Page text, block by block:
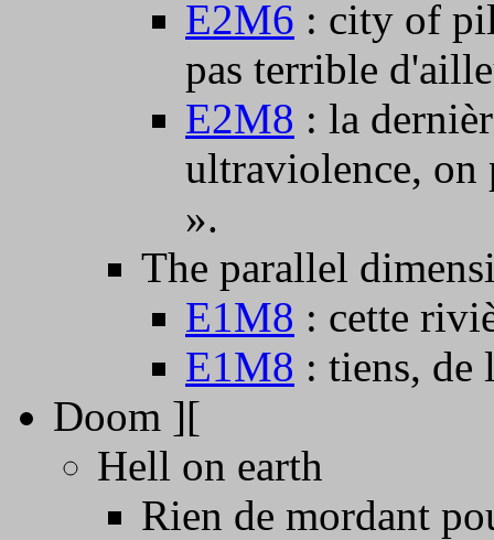
E2M6 : city of
pas terrible
E2M8 : la
ultraviolence, on
».
The parallel
E1M8 : cette
E1M8 : tiens, de
Doom ][
Hell on earth
Rien de mordant